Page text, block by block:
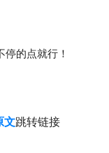
的点就行！
文跳转链接